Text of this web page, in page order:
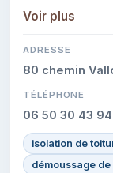
faire de
Voir plus
ADRESSE
80 chemin
TÉLÉPHONE
06 50 30 43 94
isolation de
démoussage